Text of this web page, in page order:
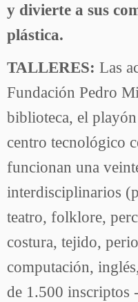
y divierte a sus
plástica.
TALLERES: Las
Fundación Pedro
biblioteca, el
centro tecnológico
funcionan una
interdisciplinarios
teatro, folklore,
costura, tejido,
computación,
de 1.500 inscriptos